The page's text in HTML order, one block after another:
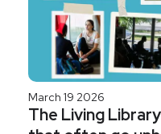
March 19 2026
The Living